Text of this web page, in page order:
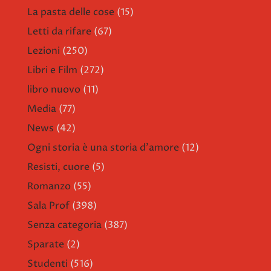
La pasta delle cose (15)
Letti da rifare (67)
Lezioni (250)
Libri e Film (272)
libro nuovo (11)
Media (77)
News (42)
Ogni storia è una storia d'amore (12)
Resisti, cuore (5)
Romanzo (55)
Sala Prof (398)
Senza categoria (387)
Sparate (2)
Studenti (516)